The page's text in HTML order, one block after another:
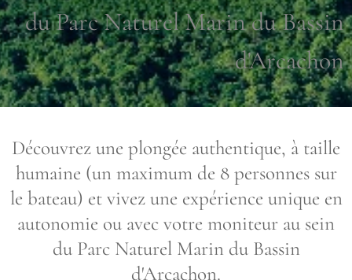
du Parc Naturel Marin du Bassin
d'Arcachon
Découvrez une plongée authentique, à taille
humaine (un maximum de 8 personnes sur
le bateau) et vivez une expérience unique en
autonomie ou avec votre moniteur au sein
du Parc Naturel Marin du Bassin
d'Arcachon.